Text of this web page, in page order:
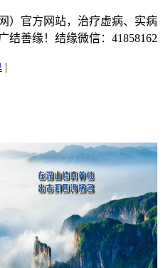
）官方网站，治疗虚病、实病
结善缘！结缘微信：41858162
|